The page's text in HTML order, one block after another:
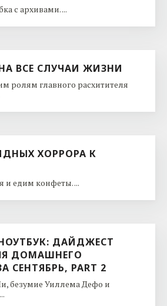
с архивами. ...
ВСЕ СЛУЧАИ ЖИЗНИ
ролям главного расхитителя
ХОРРОРА К
и едим конфеты. ...
ДАЙДЖЕСТ
ДОМАШНЕГО
СЕНТЯБРЬ, PART 2
безумие Уиллема Дефо и